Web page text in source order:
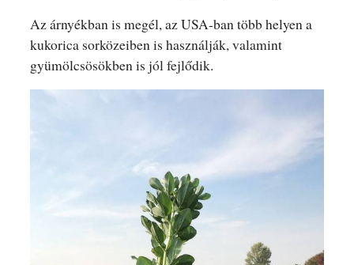
Az árnyékban is megél, az USA-ban több helyen a
kukorica sorközeiben is használják, valamint
gyümölcsösökben is jól fejlődik.